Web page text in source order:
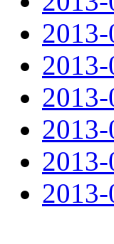
2013-
2013-
2013-
2013-
2013-
2013-